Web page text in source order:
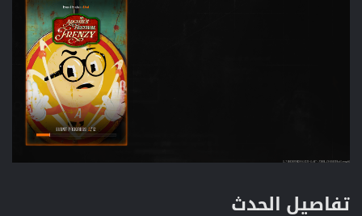
تفاصيل الحدث​